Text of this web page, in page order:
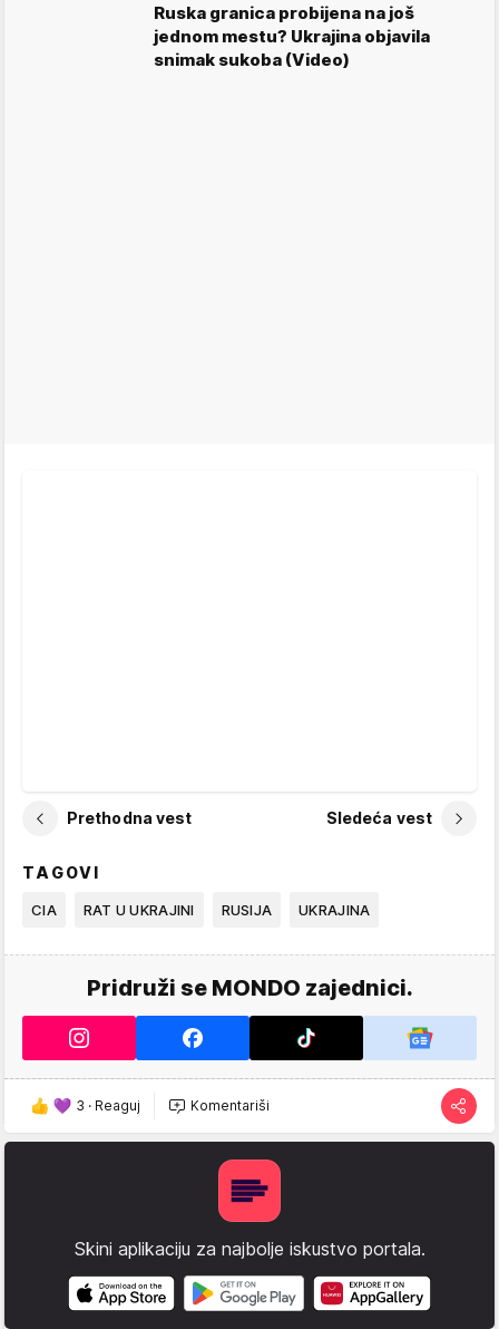
Ruska granica probijena na još
jednom mestu? Ukrajina objavila
snimak sukoba (Video)
Prethodna vest Sledeća vest
TAGOVI
CIA RAT U UKRAJINI RUSIJA UKRAJINA
Pridruži se MONDO zajednici.
3 · Reaguj Komentariši
Skini aplikaciju za najbolje iskustvo portala.